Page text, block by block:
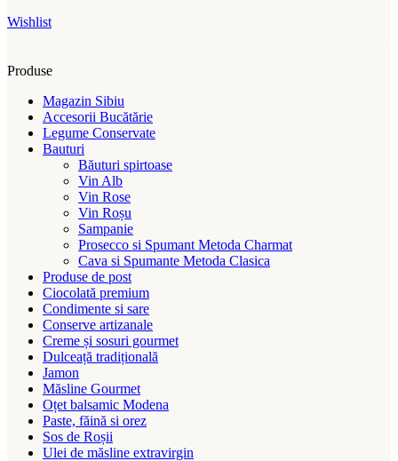
Wishlist
Produse
Magazin Sibiu
Accesorii Bucătărie
Legume Conservate
Bauturi
Băuturi spirtoase
Vin Alb
Vin Rose
Vin Roșu
Sampanie
Prosecco si Spumant Metoda Charmat
Cava si Spumante Metoda Clasica
Produse de post
Ciocolată premium
Condimente si sare
Conserve artizanale
Creme și sosuri gourmet
Dulceață tradițională
Jamon
Măsline Gourmet
Oțet balsamic Modena
Paste, făină si orez
Sos de Roșii
Ulei de măsline extravirgin